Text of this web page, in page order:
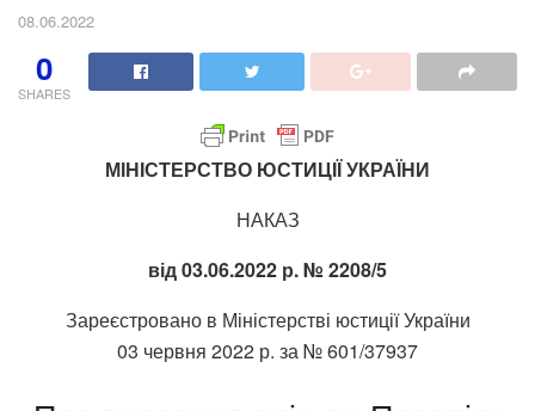
08.06.2022
0
SHARES
МІНІСТЕРСТВО ЮСТИЦІЇ УКРАЇНИ
НАКАЗ
від03.06.2022 р. № 2208/5
Зареєстровано в Міністерстві юстиції України
03 червня 2022 р. за № 601/37937